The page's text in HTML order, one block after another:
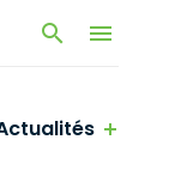
de
Ouvrir